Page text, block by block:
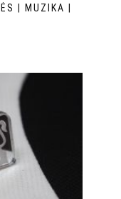
| MUZIKA |